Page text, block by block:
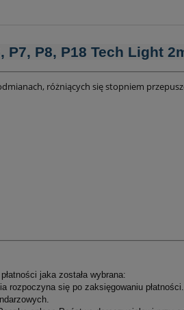
P8, P18 Tech Light
różniących się stopniem
jaka została wybrana:
rozpoczyna się po zaksięgowaniu płatności.